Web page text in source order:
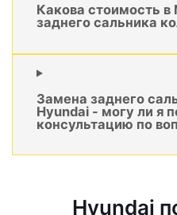
Какова стоимость
заднего сальника
Замена заднего
Hyundai - могу ли я
консультацию по
Hyundai